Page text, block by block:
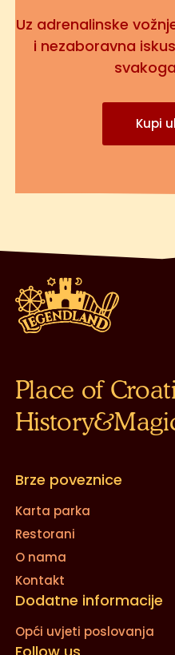
Uz adrenalinske
i nezaboravna
Kupi
Place of
Brze poveznice
Karta parka
Restorani
O nama
Kontakt
Dodatne informacije
Opći uvjeti poslovanja